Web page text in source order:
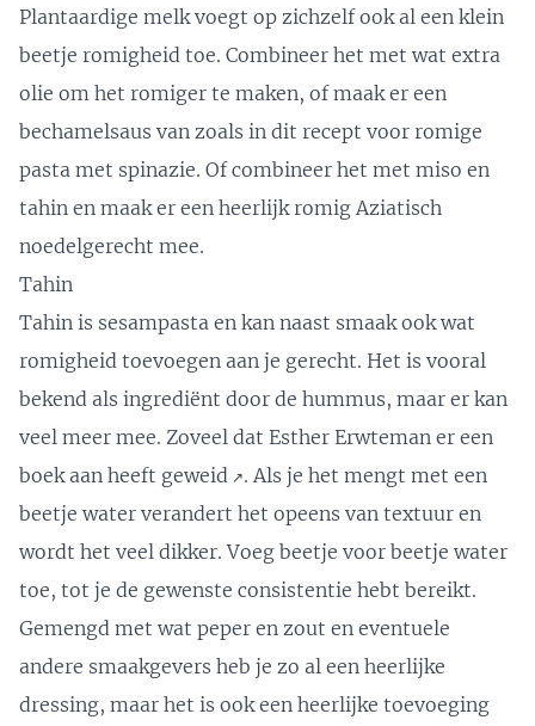
Plantaardige melk voegt op zichzelf ook al een klein
beetje romigheid toe. Combineer het met wat extra
olie om het romiger te maken, of maak er een
bechamelsaus van zoals in dit recept voor romige
pasta met spinazie. Of combineer het met miso en
tahin en maak er een heerlijk romig Aziatisch
noedelgerecht mee.
Tahin
Tahin is sesampasta en kan naast smaak ook wat
romigheid toevoegen aan je gerecht. Het is vooral
bekend als ingrediënt door de hummus, maar er kan
veel meer mee. Zoveel dat Esther Erwteman er een
boek aan heeft geweid ↗️. Als je het mengt met een
beetje water verandert het opeens van textuur en
wordt het veel dikker. Voeg beetje voor beetje water
toe, tot je de gewenste consistentie hebt bereikt.
Gemengd met wat peper en zout en eventuele
andere smaakgevers heb je zo al een heerlijke
dressing, maar het is ook een heerlijke toevoeging